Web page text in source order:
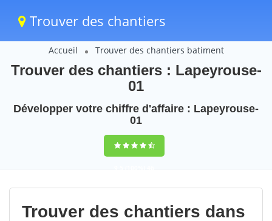
Trouver des chantiers
Accueil Trouver des chantiers batiment
Trouver des chantiers : Lapeyrouse-
01
Développer votre chiffre d'affaire : Lapeyrouse-
01
9,5(100%)46
votes
Trouver des chantiers dans